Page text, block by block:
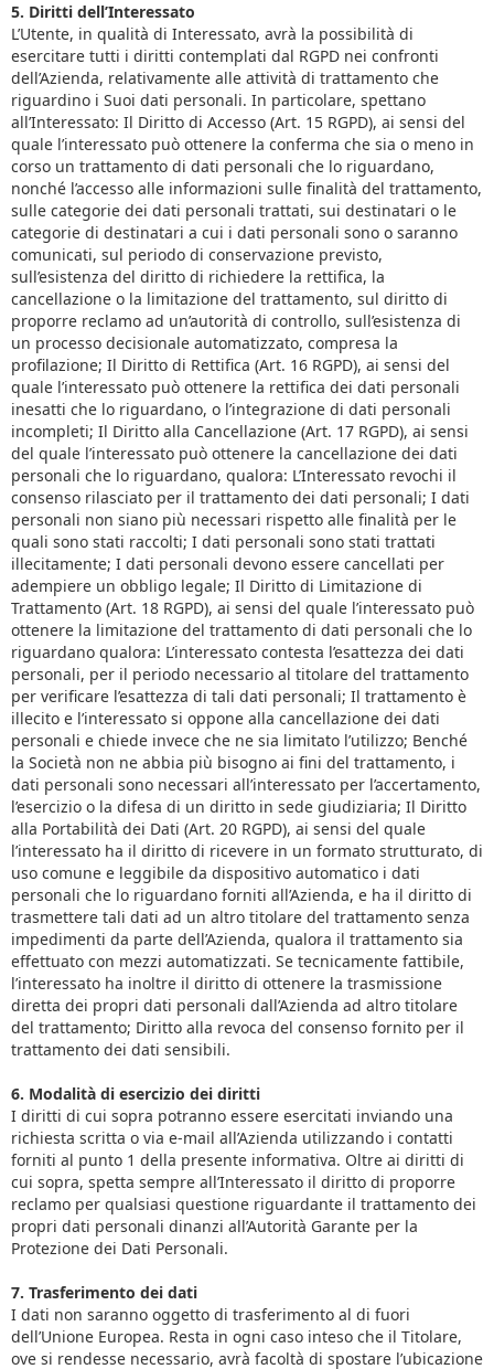
5. Diritti dell’Interessato
L’Utente, in qualità di Interessato, avrà la possibilità di
esercitare tutti i diritti contemplati dal RGPD nei confronti
dell’Azienda, relativamente alle attività di trattamento che
riguardino i Suoi dati personali. In particolare, spettano
all’Interessato: Il Diritto di Accesso (Art. 15 RGPD), ai sensi del
quale l’interessato può ottenere la conferma che sia o meno in
corso un trattamento di dati personali che lo riguardano,
nonché l’accesso alle informazioni sulle finalità del trattamento,
sulle categorie dei dati personali trattati, sui destinatari o le
categorie di destinatari a cui i dati personali sono o saranno
comunicati, sul periodo di conservazione previsto,
sull’esistenza del diritto di richiedere la rettifica, la
cancellazione o la limitazione del trattamento, sul diritto di
proporre reclamo ad un’autorità di controllo, sull’esistenza di
un processo decisionale automatizzato, compresa la
profilazione; Il Diritto di Rettifica (Art. 16 RGPD), ai sensi del
quale l’interessato può ottenere la rettifica dei dati personali
inesatti che lo riguardano, o l’integrazione di dati personali
incompleti; Il Diritto alla Cancellazione (Art. 17 RGPD), ai sensi
del quale l’interessato può ottenere la cancellazione dei dati
personali che lo riguardano, qualora: L’Interessato revochi il
consenso rilasciato per il trattamento dei dati personali; I dati
personali non siano più necessari rispetto alle finalità per le
quali sono stati raccolti; I dati personali sono stati trattati
illecitamente; I dati personali devono essere cancellati per
adempiere un obbligo legale; Il Diritto di Limitazione di
Trattamento (Art. 18 RGPD), ai sensi del quale l’interessato può
ottenere la limitazione del trattamento di dati personali che lo
riguardano qualora: L’interessato contesta l’esattezza dei dati
personali, per il periodo necessario al titolare del trattamento
per verificare l’esattezza di tali dati personali; Il trattamento è
illecito e l’interessato si oppone alla cancellazione dei dati
personali e chiede invece che ne sia limitato l’utilizzo; Benché
la Società non ne abbia più bisogno ai fini del trattamento, i
dati personali sono necessari all’interessato per l’accertamento,
l’esercizio o la difesa di un diritto in sede giudiziaria; Il Diritto
alla Portabilità dei Dati (Art. 20 RGPD), ai sensi del quale
l’interessato ha il diritto di ricevere in un formato strutturato, di
uso comune e leggibile da dispositivo automatico i dati
personali che lo riguardano forniti all’Azienda, e ha il diritto di
trasmettere tali dati ad un altro titolare del trattamento senza
impedimenti da parte dell’Azienda, qualora il trattamento sia
effettuato con mezzi automatizzati. Se tecnicamente fattibile,
l’interessato ha inoltre il diritto di ottenere la trasmissione
diretta dei propri dati personali dall’Azienda ad altro titolare
del trattamento; Diritto alla revoca del consenso fornito per il
trattamento dei dati sensibili.
6. Modalità di esercizio dei diritti
I diritti di cui sopra potranno essere esercitati inviando una
richiesta scritta o via e-mail all’Azienda utilizzando i contatti
forniti al punto 1 della presente informativa. Oltre ai diritti di
cui sopra, spetta sempre all’Interessato il diritto di proporre
reclamo per qualsiasi questione riguardante il trattamento dei
propri dati personali dinanzi all’Autorità Garante per la
Protezione dei Dati Personali.
7. Trasferimento dei dati
I dati non saranno oggetto di trasferimento al di fuori
dell’Unione Europea. Resta in ogni caso inteso che il Titolare,
ove si rendesse necessario, avrà facoltà di spostare l’ubicazione